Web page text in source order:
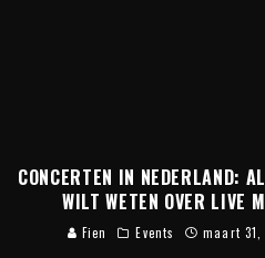
CONCERTEN IN NEDERLAND:
WILT WETEN OVER LIVE
Fien Events maart 31,